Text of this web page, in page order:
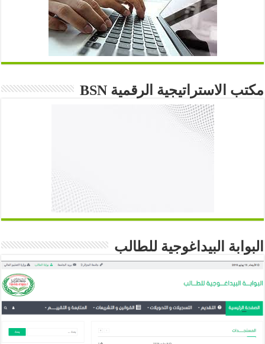
مكتب الاستراتيجية الرقمية BSN
البوابة البيداغوجية للطالب